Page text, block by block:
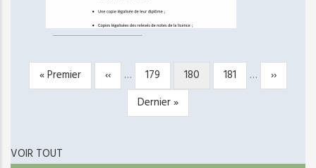
PAGINATION
Première
page
« Premier
Page
précédente
‹‹ … Page
179
Page
courante
180 Page
181 …
Page
suivante
››
Dernière
page
Dernier »
VOIR TOUT